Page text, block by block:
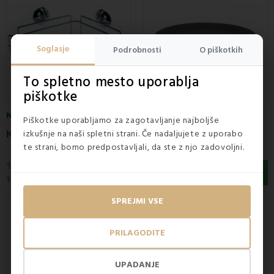
Soglasje Podrobnosti O piškotkih
To spletno mesto uporablja
piškotke
Piškotke uporabljamo za zagotavljanje najboljše
izkušnje na naši spletni strani. Če nadaljujete z uporabo
te strani, bomo predpostavljali, da ste z njo zadovoljni.
UPADANJE
PRILAGODITE
SPREJMI VSE
NA ZALOGI
K
otna žičnata polica AWD
NA ZALOGI